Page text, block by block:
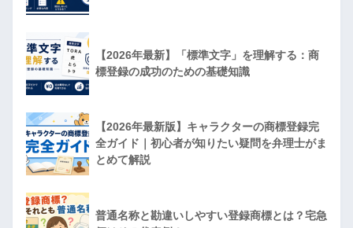
【2026年最新】「標準文字」を理解する：商
標登録の成功のための基礎知識
【2026年最新版】キャラクターの商標登録完
全ガイド｜初心者が知りたい疑問を弁理士がま
とめて解説
普通名称と勘違いしやすい登録商標とは？宅急